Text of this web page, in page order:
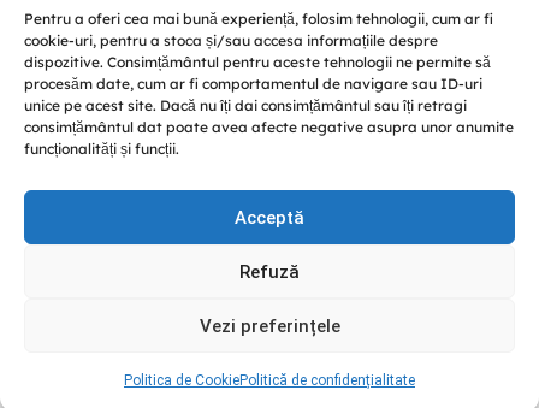
Pentru a oferi cea mai bună experiență, folosim tehnologii, cum ar fi
cookie-uri, pentru a stoca și/sau accesa informațiile despre
dispozitive. Consimțământul pentru aceste tehnologii ne permite să
procesăm date, cum ar fi comportamentul de navigare sau ID-uri
unice pe acest site. Dacă nu îți dai consimțământul sau îți retragi
consimțământul dat poate avea afecte negative asupra unor anumite
funcționalități și funcții.
Acceptă
Refuză
Vezi preferințele
Politica de CookiePolitică de confidențialitate
consolidare a păcii” este implementat de A.O. „Femei pentru Femei” în
parteneriat cu Centrul de educație nonformală „Diversitate” și CRISP –
Conflict Simulation, cu susținerea UN Women Moldova și finanțat de Fondul
Femeilor pentru Pace și Asistență Umanitară.
Discută cu noi
and Terms of Service